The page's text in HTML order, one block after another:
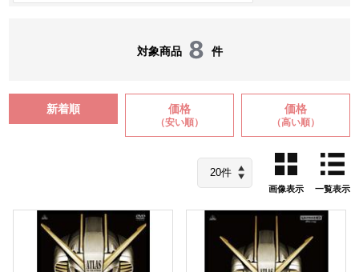
対象商品 8 件
新着順 価格
（安い順）
価格
（高い順）
画像表示 一覧表示